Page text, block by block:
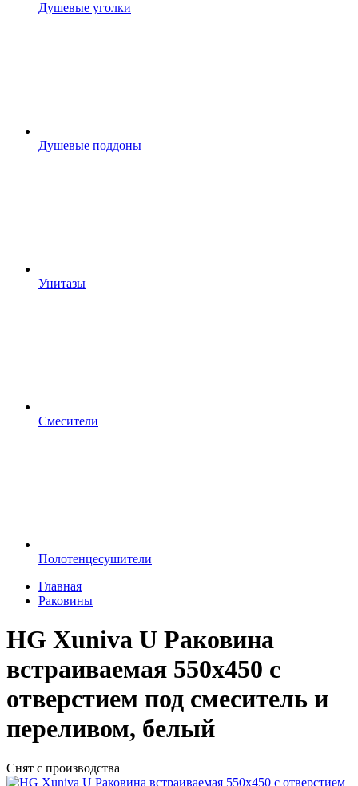
Душевые уголки
Душевые поддоны
Унитазы
Смесители
Полотенцесушители
Главная
Раковины
HG Xuniva U Раковина
встраиваемая 550х450 с
отверстием под смеситель и
переливом, белый
Снят с производства